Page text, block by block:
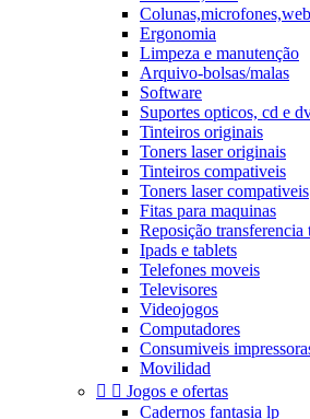
Ergonomia
Limpeza e manutenção
Arquivo-bolsas/malas
Software
Suportes opticos, cd e
Tinteiros originais
Toners laser originais
Tinteiros compativeis
Toners laser compativeis
Fitas para maquinas
Reposição transferencia
Ipads e tablets
Telefones moveis
Televisores
Videojogos
Computadores
Consumiveis
Movilidad
  Jogos e ofertas
Cadernos fantasia lp